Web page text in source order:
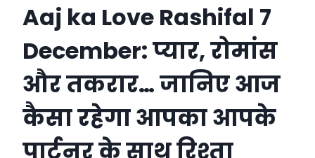
Aaj ka Love Rashifal 7
December: प्यार, रोमांस
और तकरार… जानिए आज
कैसा रहेगा आपका आपके
पार्टनर के साथ रिश्ता